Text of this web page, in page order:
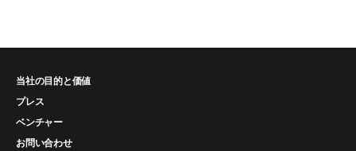
当社の目的と価値
プレス
ベンチャー
お問い合わせ